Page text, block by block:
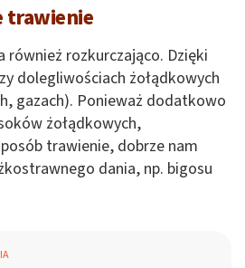
trawienie
również rozkurczająco. Dzięki
dolegliwościach żołądkowych
gazach). Ponieważ dodatkowo
żołądkowych,
trawienie, dobrze nam
dania, np. bigosu